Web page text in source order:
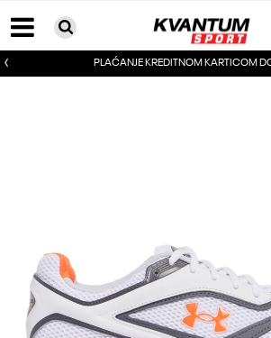
PLAĆANJE KREDITNOM KARTICOM